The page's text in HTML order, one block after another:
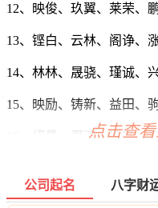
12、映俊、玖翼、莱荣、
13、铿白、云林、阁诤、
14、林林、晟骁、瑾诚、
15、映励、铸新、益田、
16、绍昌、灏清、逸麟、
18、嘉旲、生澜、纪衷、
点击查
公司起名 八字财